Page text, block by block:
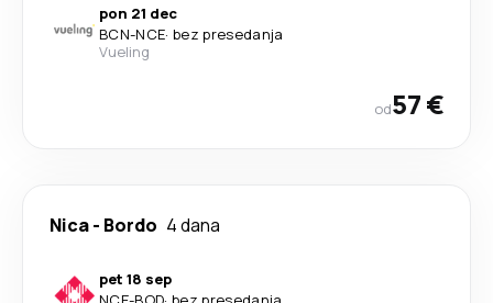
pon 21 dec
BCN-NCE· bez presedanja
Vueling
od57 €
Nica- Bordo 4 dana
pet 18 sep